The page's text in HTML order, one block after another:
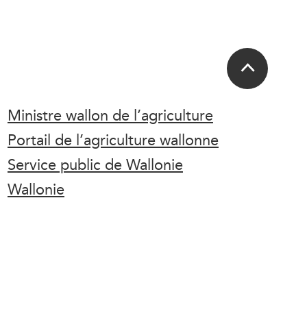
Ministre wallon de l’agriculture
Portail de l’agriculture wallonne
Service public de Wallonie
Wallonie